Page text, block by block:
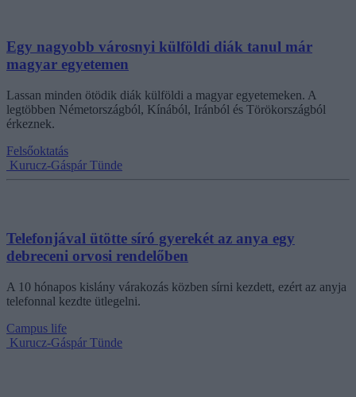
Egy nagyobb városnyi külföldi diák tanul már
magyar egyetemen
Lassan minden ötödik diák külföldi a magyar egyetemeken. A
legtöbben Németországból, Kínából, Iránból és Törökországból
érkeznek.
Felsőoktatás
Kurucz-Gáspár Tünde
Telefonjával ütötte síró gyerekét az anya egy
debreceni orvosi rendelőben
A 10 hónapos kislány várakozás közben sírni kezdett, ezért az anyja
telefonnal kezdte ütlegelni.
Campus life
Kurucz-Gáspár Tünde